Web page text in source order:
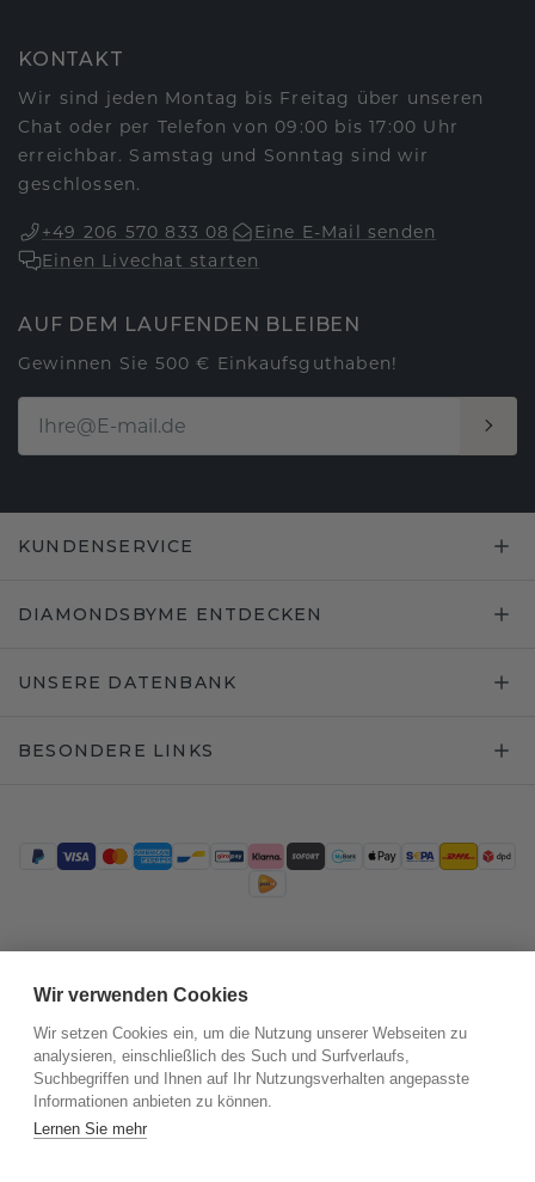
KONTAKT
Wir sind jeden Montag bis Freitag über unseren
Chat oder per Telefon von 09:00 bis 17:00 Uhr
erreichbar. Samstag und Sonntag sind wir
geschlossen.
+49 206 570 833 08
Eine E-Mail senden
Einen Livechat starten
AUF DEM LAUFENDEN BLEIBEN
Gewinnen Sie 500 € Einkaufsguthaben!
KUNDENSERVICE
DIAMONDSBYME ENTDECKEN
UNSERE DATENBANK
BESONDERE LINKS
Wir verwenden Cookies
Wir setzen Cookies ein, um die Nutzung unserer Webseiten zu
analysieren, einschließlich des Such und Surfverlaufs,
Suchbegriffen und Ihnen auf Ihr Nutzungsverhalten angepasste
Informationen anbieten zu können.
Lernen Sie mehr